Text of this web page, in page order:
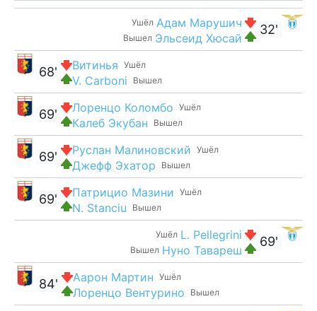
32'
Ушёл Адам Марушич
Вышел Эльсеид Хюсай
Ушёл
Витинья
Вышел
V. Carboni
68'
Ушёл
Лоренцо Коломбо
Вышел
Калеб Экубан
69'
Ушёл
Руслан Малиновский
Вышел
Джефф Эхатор
69'
Ушёл
Патрицио Мазини
Вышел
N. Stanciu
69'
69'
Ушёл L. Pellegrini
Вышел Нуно Тавареш
Ушёл
Аарон Мартин
Вышел
Лоренцо Вентурино
84'